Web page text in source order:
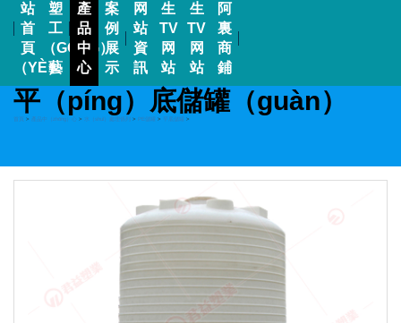
站
首
頁
（YÈ）
塑
工
（GŌNG）
藝
產
品
中
心
案
例
展
示
网
站
資
訊
生
TV
网
站
生
TV
网
站
阿
裏
商
鋪
平（píng）底儲罐（guàn）
首頁 > 產品中（zhōng）心 > 水（shuǐ）處理係列 > PE儲罐 > 平底儲罐 >